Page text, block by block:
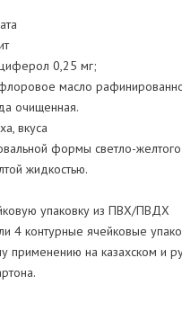
0,25 мг;
масло
очищенная.
вкуса
формы светло-
жидкостью.
упаковку из ПВХ/ПВДХ
4 контурные ячейковые
применению на казахском и